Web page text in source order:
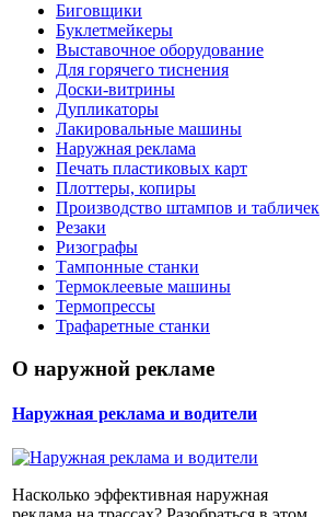
Биговщики
Буклетмейкеры
Выставочное оборудование
Для горячего тиснения
Доски-витрины
Дупликаторы
Лакировальные машины
Наружная реклама
Печать пластиковых карт
Плоттеры, копиры
Производство штампов и табличек
Резаки
Ризографы
Тампонные станки
Термоклеевые машины
Термопрессы
Трафаретные станки
О наружной рекламе
Наружная реклама и водители
Насколько эффективная наружная